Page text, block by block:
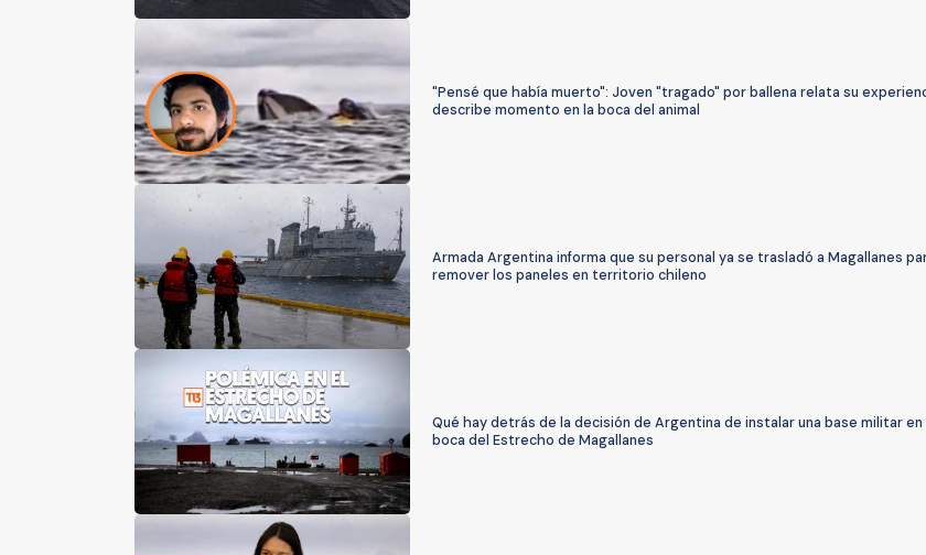
"Pensé que había muerto": Joven "tragado" por ballena relata su
describe momento en la boca del animal
Armada Argentina informa que su personal ya se trasladó a Magallanes
remover los paneles en territorio chileno
Qué hay detrás de la decisión de Argentina de instalar una base militar en
boca del Estrecho de Magallanes